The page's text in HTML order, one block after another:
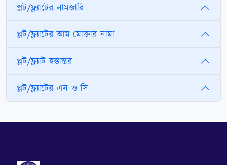
প্লট/ফ্ল্যাটের নামজারি
প্লট/ফ্ল্যাটের আম-মোক্তার নামা
প্লট/ফ্ল্যাট হস্তান্তর
প্লট/ফ্ল্যাটের এন ও সি